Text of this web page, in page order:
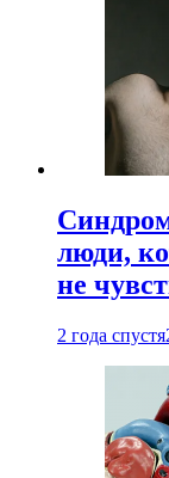
люди,
не
2 года спустя